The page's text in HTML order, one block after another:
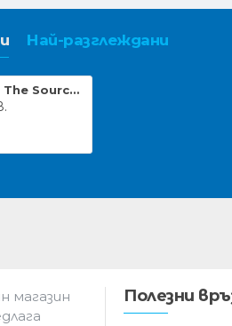
Най-разглеждани
Dynamite Baits The Source Pop Ups
мaгaзин
Полезни